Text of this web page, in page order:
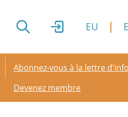
EU
Secondary menu
Abonnez-vous à la lettre
Devenez membre